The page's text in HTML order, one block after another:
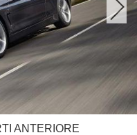
ANTERIORE